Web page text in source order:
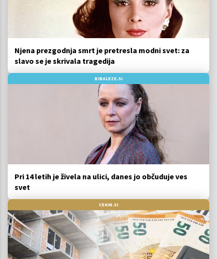
Njena prezgodnja smrt je pretresla modni svet: za
slavo se je skrivala tragedija
BIBALEZE.SI
Pri 14 letih je živela na ulici, danes jo občuduje ves
svet
CEKIN.SI